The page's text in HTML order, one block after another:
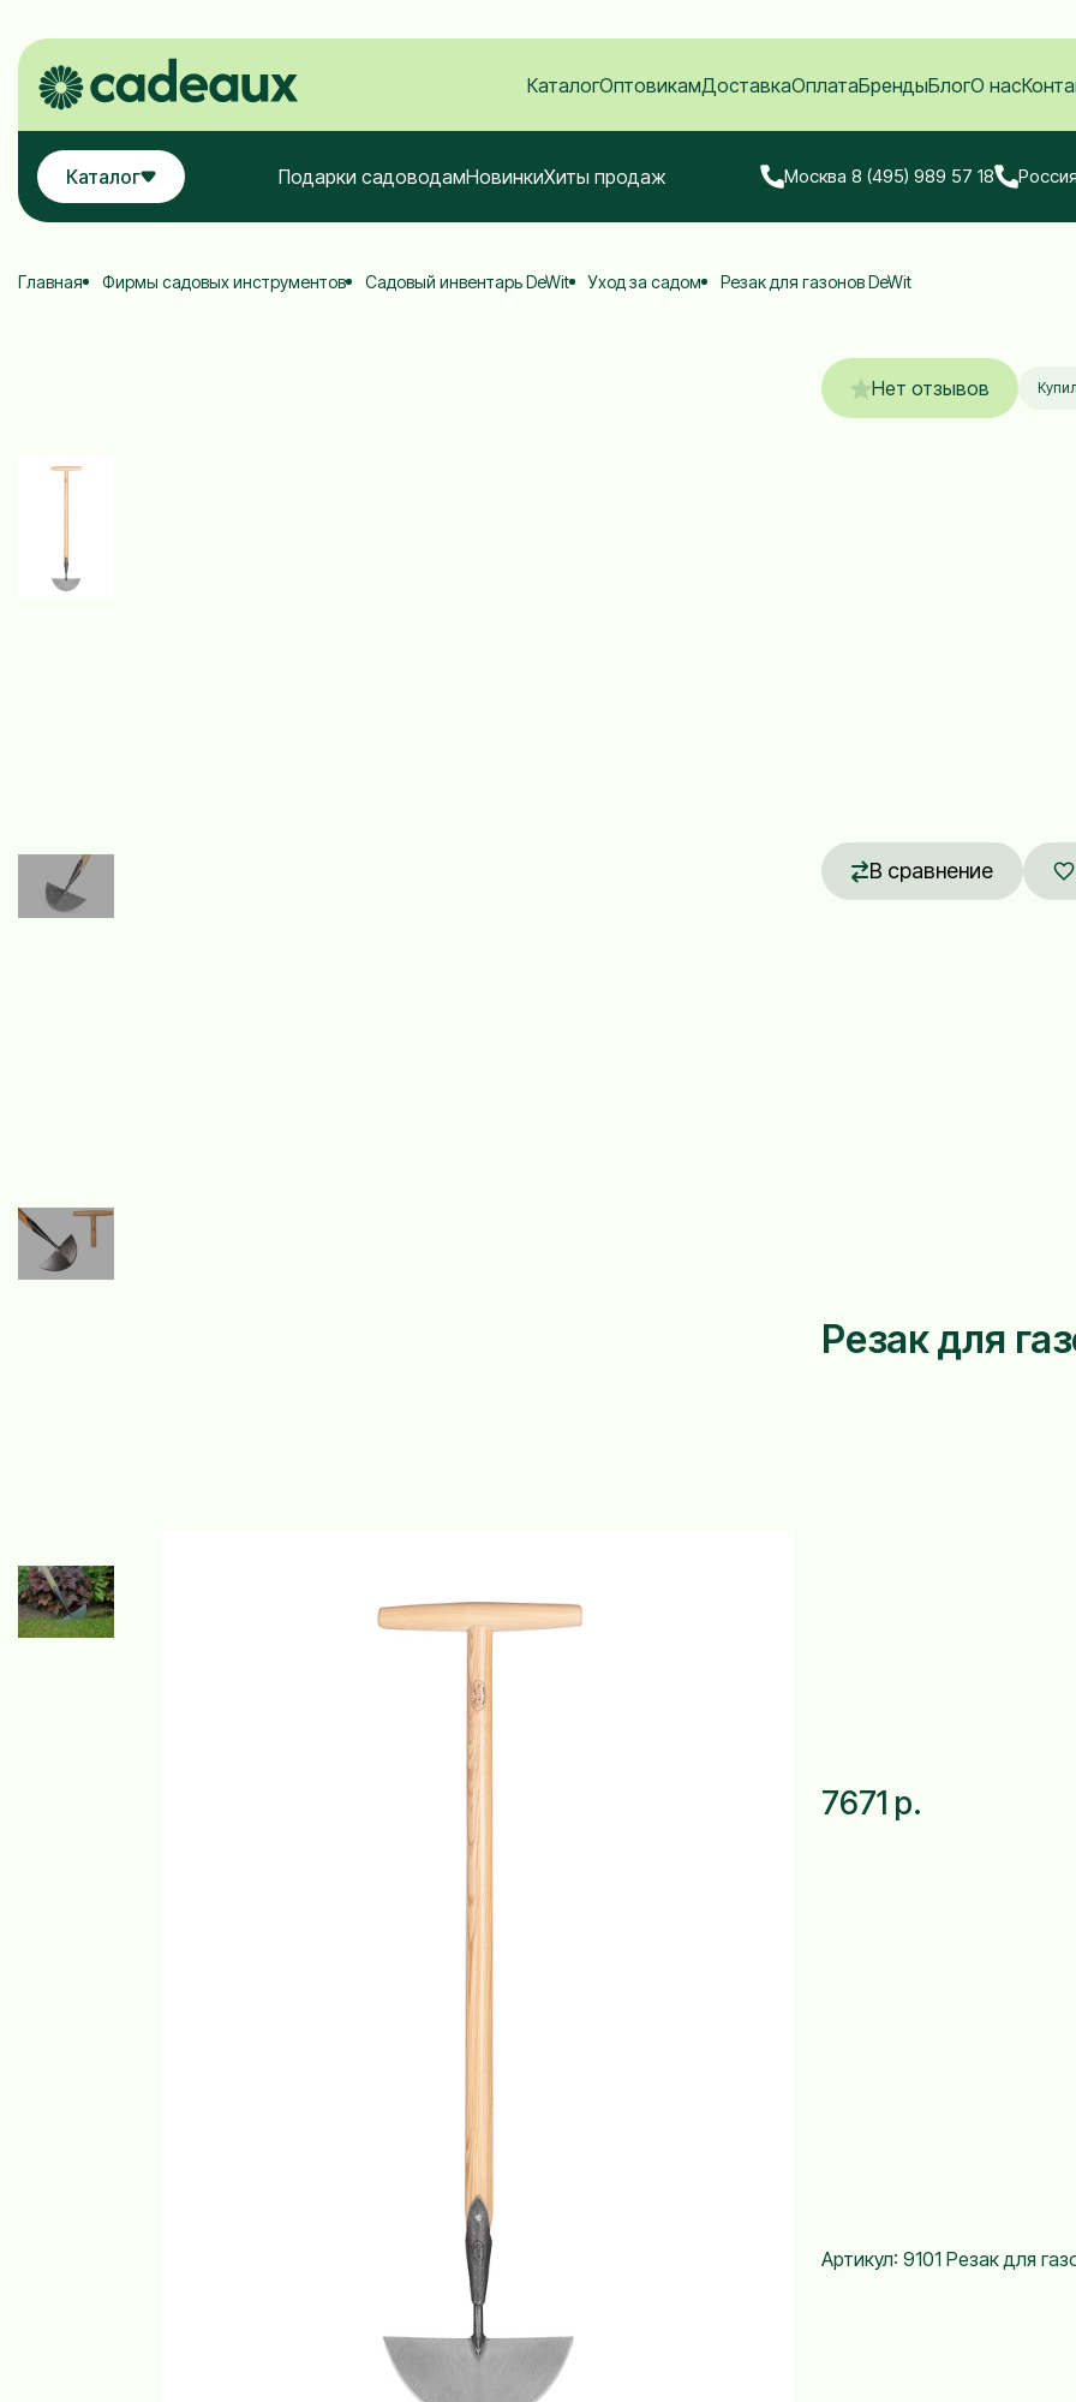
КаталогОптовикамДоставкаОплатаБрендыБлогО нас
Каталог Подарки садоводамНовинкиХиты продаж Москва 8 (495) 989 57 18
Главная Фирмы садовых инструментов Садовый инвентарь DeWit Уход за садом Резак для газонов DeWit
Нет отзывов
В сравнение
Резак для
7671 р.
Артикул: 9101 Резак для